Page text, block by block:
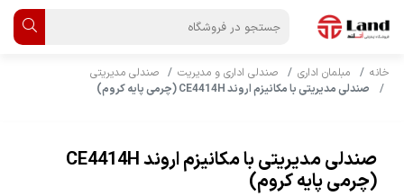
خانه مبلمان اداری صندلی اداری و مدیریت
صندلی مدیریتی
صندلی مدیریتی با مکانیزم اروند CE4414H (چرمی پایه کروم)
صندلی مدیریتی با مکانیزم اروند CE4414H
(چرمی پایه کروم)